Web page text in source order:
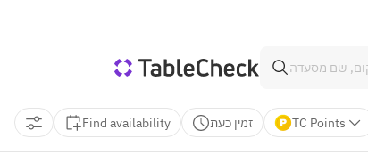
Find availability זמין כעת TC Points